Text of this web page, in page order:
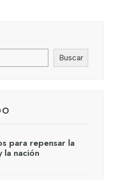
Buscar
para repensar la
la nación